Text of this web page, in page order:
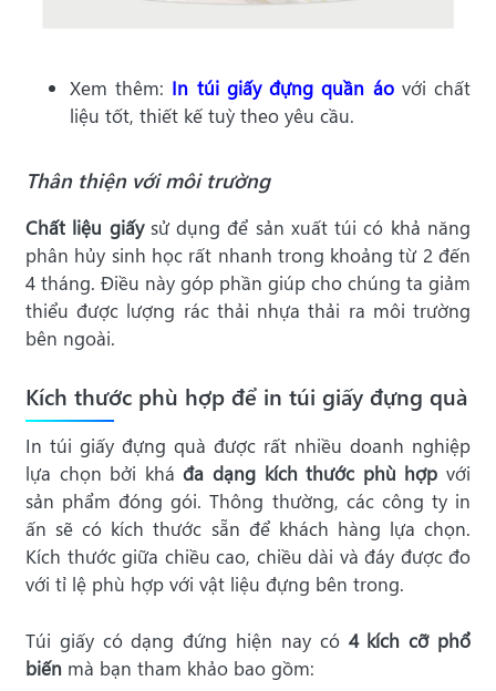
Xem thêm: In túi giấy đựng quần áovới chất
liệu tốt, thiết kế tuỳ theo yêu cầu.
Thân thiện với môi trường
Chất liệu giấysử dụng để sản xuất túi có khả năng
phân hủy sinh học rất nhanh trong khoảng từ 2 đến
4 tháng. Điều này góp phần giúp cho chúng ta giảm
thiểu được lượng rác thải nhựa thải ra môi trường
bên ngoài.
Kích thước phù hợp để in túi giấy đựng quà
In túi giấy đựng quà được rất nhiều doanh nghiệp
lựa chọn bởi kháđa dạng kích thước phù hợp với
sản phẩm đóng gói. Thông thường, các công ty in
ấn sẽ có kích thước sẵn để khách hàng lựa chọn.
Kích thước giữa chiều cao, chiều dài và đáy được đo
với tỉ lệ phù hợp với vật liệu đựng bên trong.
Túi giấy có dạng đứng hiện nay có 4 kích cỡ phổ
biến mà bạn tham khảo bao gồm: